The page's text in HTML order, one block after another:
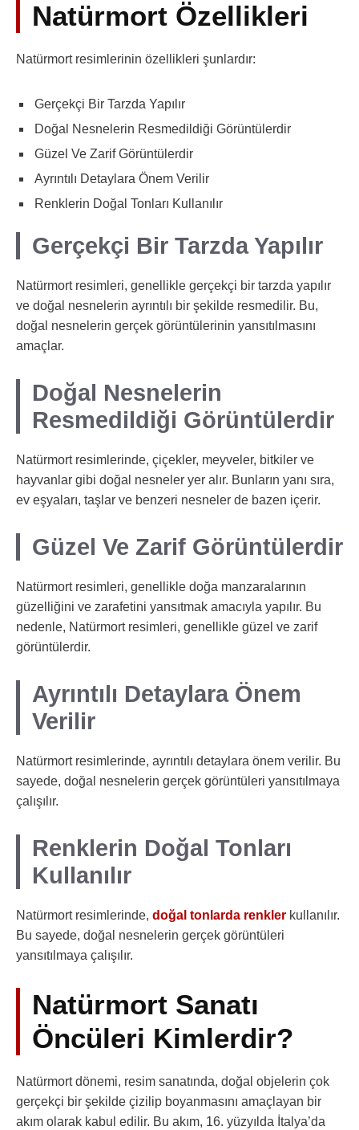
Natürmort Özellikleri
Natürmort resimlerinin özellikleri şunlardır:
Gerçekçi Bir Tarzda Yapılır
Doğal Nesnelerin Resmedildiği Görüntülerdir
Güzel Ve Zarif Görüntülerdir
Ayrıntılı Detaylara Önem Verilir
Renklerin Doğal Tonları Kullanılır
Gerçekçi Bir Tarzda Yapılır
Natürmort resimleri, genellikle gerçekçi bir tarzda yapılır
ve doğal nesnelerin ayrıntılı bir şekilde resmedilir. Bu,
doğal nesnelerin gerçek görüntülerinin yansıtılmasını
amaçlar.
Doğal Nesnelerin
Resmedildiği Görüntülerdir
Natürmort resimlerinde, çiçekler, meyveler, bitkiler ve
hayvanlar gibi doğal nesneler yer alır. Bunların yanı sıra,
ev eşyaları, taşlar ve benzeri nesneler de bazen içerir.
Güzel Ve Zarif Görüntülerdir
Natürmort resimleri, genellikle doğa manzaralarının
güzelliğini ve zarafetini yansıtmak amacıyla yapılır. Bu
nedenle, Natürmort resimleri, genellikle güzel ve zarif
görüntülerdir.
Ayrıntılı Detaylara Önem
Verilir
Natürmort resimlerinde, ayrıntılı detaylara önem verilir. Bu
sayede, doğal nesnelerin gerçek görüntüleri yansıtılmaya
çalışılır.
Renklerin Doğal Tonları
Kullanılır
Natürmort resimlerinde, doğal tonlarda renkler kullanılır.
Bu sayede, doğal nesnelerin gerçek görüntüleri
yansıtılmaya çalışılır.
Natürmort Sanatı
Öncüleri Kimlerdir?
Natürmort dönemi, resim sanatında, doğal objelerin çok
gerçekçi bir şekilde çizilip boyanmasını amaçlayan bir
akım olarak kabul edilir. Bu akım, 16. yüzyılda İtalya’da